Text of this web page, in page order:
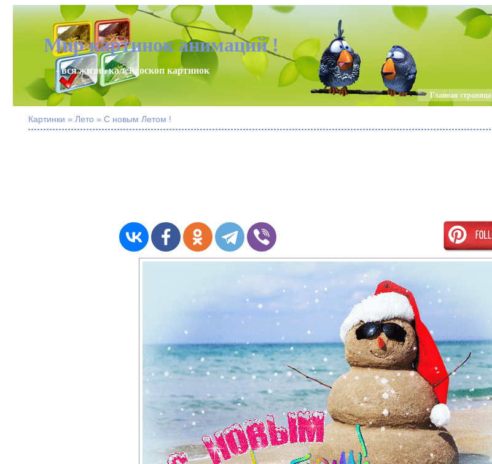
Мир картинок анимаций !
- вся жизнь калейдоскоп картинок
Главная страница
Картинки » Лето » С новым Летом !